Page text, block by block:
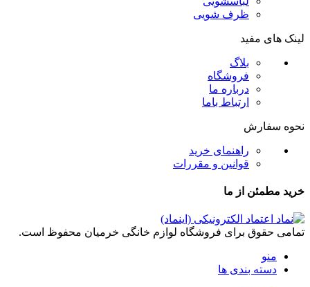
ظرف شویی
لینک های مفید
بلاگ
فروشگاه
درباره ما
ارتباط باما
نحوه سفارش
راهنمای خرید
قوانین و مقررات
خرید مطمئن از ما
تمامی حقوق برای فروشگاه لوازم خانگی خرمیان محفوظ است.
منو
دسته بندی ها